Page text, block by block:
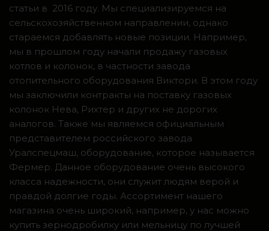
статьи в 2016 году. Мы специализируемся на
сельскохозяйственном направлении, однако
стараемся добавлять новые позиции. Например,
мы в прошлом году начали продажу газовых
котлов и колонок, в частности завода
отопительного оборудования Виктори. В этом году
мы заключили контракты на поставку газовых
колонок Нева, Рихтер и других не дорогих
аналогов. Также мы являемся официальным
представителем российского завода
Уралспецмаш, оборудование, которое называется
Фермер. Данное оборудование очень высокого
класса надежности, они служит людям верой и
правдой долгие годы. Ассортимент нашего
магазина очень широкий, например, у нас можно
купить зернодробилку или мельницу по лучшей